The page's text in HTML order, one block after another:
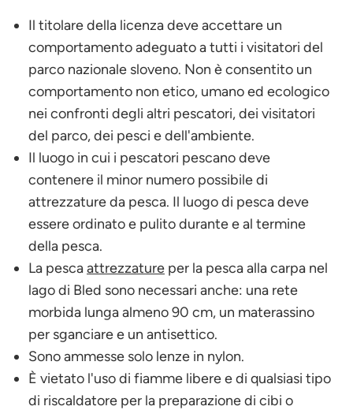
Il titolare della licenza deve accettare un
comportamento adeguato a tutti i visitatori del
parco nazionale sloveno. Non è consentito un
comportamento non etico, umano ed ecologico
nei confronti degli altri pescatori, dei visitatori
del parco, dei pesci e dell'ambiente.
Il luogo in cui i pescatori pescano deve
contenere il minor numero possibile di
attrezzature da pesca. Il luogo di pesca deve
essere ordinato e pulito durante e al termine
della pesca.
La pescaattrezzature per la pesca alla carpa nel
lago di Bled sono necessari anche: una rete
morbida lunga almeno 90 cm, un materassino
per sganciare e un antisettico.
Sono ammesse solo lenze in nylon.
È vietato l'uso di fiamme libere e di qualsiasi tipo
di riscaldatore per la preparazione di cibi o